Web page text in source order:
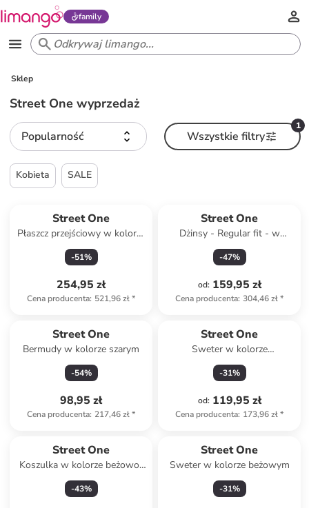
family
Sklep
Street One wyprzedaż
Popularność
1
Wszystkie filtry
Kobieta SALE
Street One
Płaszcz przejściowy w kolorze
kremowym
-51%
254,95 zł
Cena producenta: 521,96 zł*
Street One
Dżinsy - Regular fit - w
kolorze błękitnym
-47%
od: 159,95 zł
Cena producenta: 304,46 zł*
Street One
Bermudy w kolorze szarym
-54%
98,95 zł
Cena producenta: 217,46 zł*
Street One
Sweter w kolorze
jasnoróżowym
-31%
od: 119,95 zł
Cena producenta: 173,96 zł*
Street One
Koszulka w kolorze beżowo-
białym
-43%
Street One
Sweter w kolorze beżowym
-31%